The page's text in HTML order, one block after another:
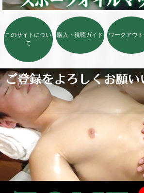
このサイトについ
て
購入・視聴ガイド ワークアウ